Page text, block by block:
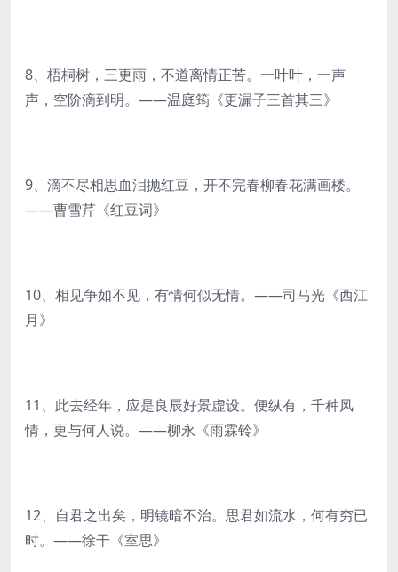
8、梧桐树，三更雨，不道离情正苦。一叶叶，一声
声，空阶滴到明。——温庭筠《更漏子三首其三》
9、滴不尽相思血泪抛红豆，开不完春柳春花满画楼。
——曹雪芹《红豆词》
10、相见争如不见，有情何似无情。——司马光《西江
月》
11、此去经年，应是良辰好景虚设。便纵有，千种风
情，更与何人说。——柳永《雨霖铃》
12、自君之出矣，明镜暗不治。思君如流水，何有穷已
时。——徐干《室思》